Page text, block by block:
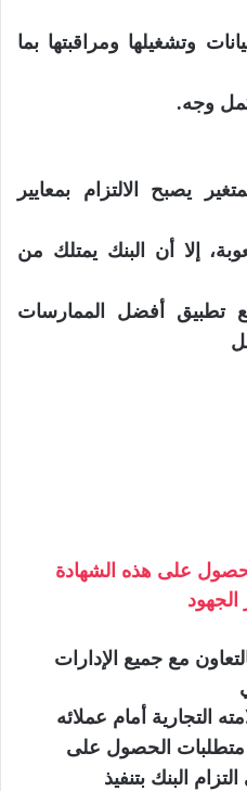
وتشغيلها ومراقبتها بما
وجه.
يصبح الالتزام بمعايير
إلا أن البنك يمتلك من
تطبيق أفضل الممارسات
على هذه الشهادة
مع جميع الإدارات
التجارية أمام عملائه
متطلبات الحصول على
البنك بتنفيذ